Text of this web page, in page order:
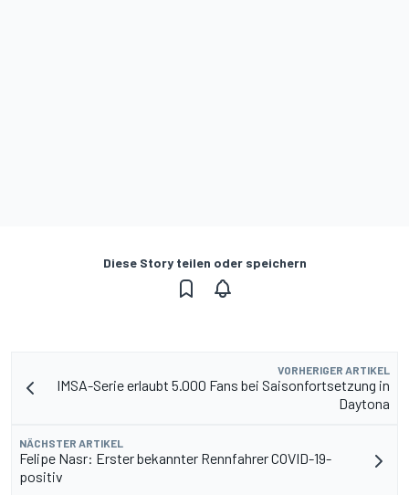
Diese Story teilen oder speichern
VORHERIGER ARTIKEL
IMSA-Serie erlaubt 5.000 Fans bei Saisonfortsetzung in
Daytona
NÄCHSTER ARTIKEL
Felipe Nasr: Erster bekannter Rennfahrer COVID-19-
positiv